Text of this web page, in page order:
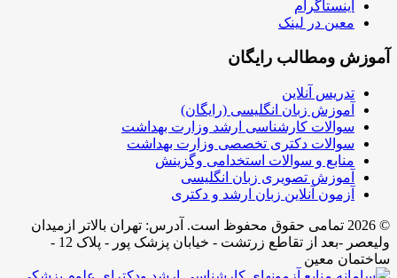
اینستاگرام
معین در لینک
آموزش ومطالب رایگان
تدریس آنلاین
آموزش زبان انگلیسی (رایگان)
سوالات کارشناسی ارشد وزارت بهداشت
سوالات دکتری تخصصی وزارت بهداشت
منابع و سوالات استخدامی وگزینش
آموزش تصویری زبان انگلیسی
آزمون آنلاین زبان ارشد و دکتری
© 2026 تمامی حقوق محفوظ است. آدرس:‌ تهران بالاتر ازمیدان
ولیعصر -بعد از تقاطع زرتشت - خیابان پزشک پور - پلاک 12 -
ساختمان معین